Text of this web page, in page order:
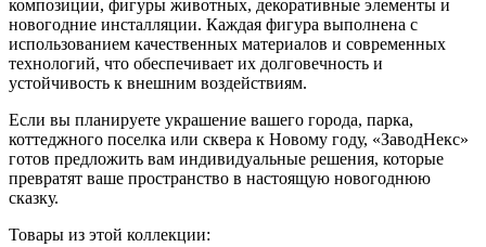
композиции, фигуры животных, декоративные элементы и
новогодние инсталляции. Каждая фигура выполнена с
использованием качественных материалов и современных
технологий, что обеспечивает их долговечность и
устойчивость к внешним воздействиям.
Если вы планируете украшение вашего города, парка,
коттеджного поселка или сквера к Новому году, «ЗаводНекс»
готов предложить вам индивидуальные решения, которые
превратят ваше пространство в настоящую новогоднюю
сказку.
Товары из этой коллекции: